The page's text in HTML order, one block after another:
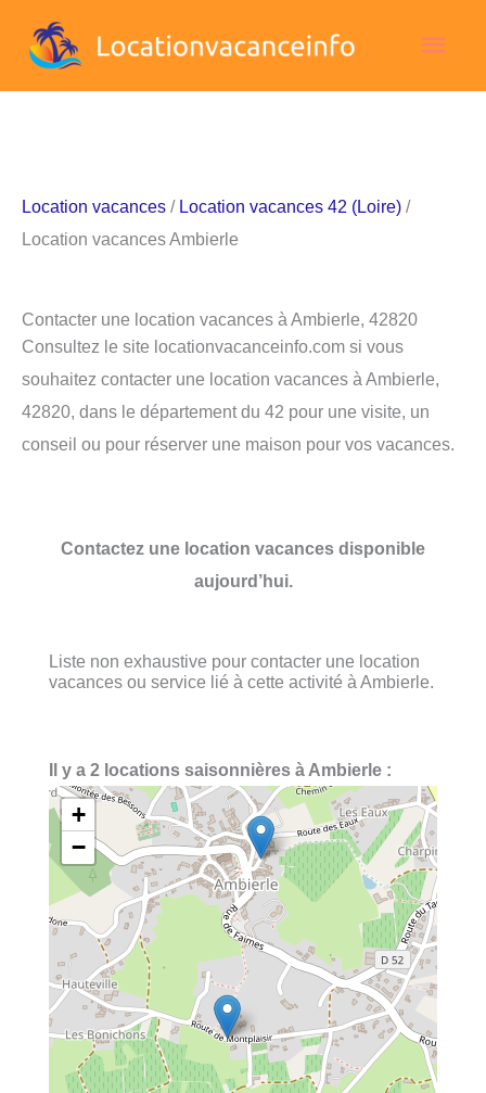
Location vacances / Location vacances 42 (Loire) /
Location vacances Ambierle
Contacter une location vacances à Ambierle, 42820
Consultez le site locationvacanceinfo.com si vous
souhaitez contacter une location vacances à Ambierle,
42820, dans le département du 42 pour une visite, un
conseil ou pour réserver une maison pour vos vacances.
Contactez une location vacances disponible
aujourd’hui.
Liste non exhaustive pour contacter une location
vacances ou service lié à cette activité à Ambierle.
Il y a 2 locations saisonnières à Ambierle :
+
−